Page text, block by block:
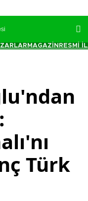
MAGAZİN RESMİ
Türk